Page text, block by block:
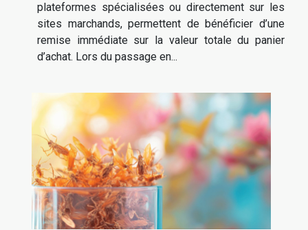
plateformes spécialisées ou directement sur les
sites marchands, permettent de bénéficier d’une
remise immédiate sur la valeur totale du panier
d’achat. Lors du passage en...